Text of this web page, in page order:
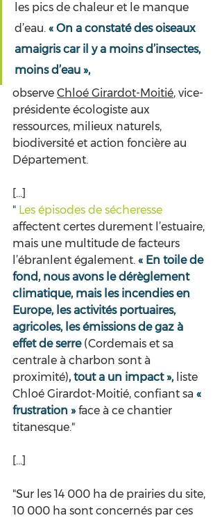
les pics de chaleur et le manque
d’eau. « On a constaté des oiseaux
amaigris car il y a moins d’insectes,
moins d’eau »,
observe Chloé Girardot-Moitié, vice-
présidente écologiste aux
ressources, milieux naturels,
biodiversité et action foncière au
Département.
[...]
" Les épisodes de sécheresse
affectent certes durement l’estuaire,
mais une multitude de facteurs
l’ébranlent également. « En toile de
fond, nous avons le dérèglement
climatique, mais les incendies en
Europe, les activités portuaires,
agricoles, les émissions de gaz à
effet de serre (Cordemais et sa
centrale à charbon sont à
proximité), tout a un impact », liste
Chloé Girardot-Moitié, confiant sa «
frustration » face à ce chantier
titanesque."
[...]
"Sur les 14 000 ha de prairies du site,
10 000 ha sont concernés par ces